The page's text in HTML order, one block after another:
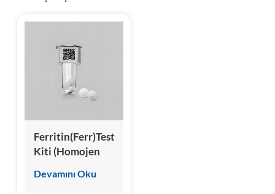
Ferritin(Ferr)Test
Kiti (Homojen
İmmünoassay)
Devamını Oku